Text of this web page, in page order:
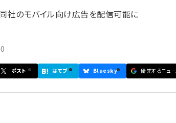
社のモバイル向け広告を配信可能に
ポスト はてブ Bluesky 優先するニュ